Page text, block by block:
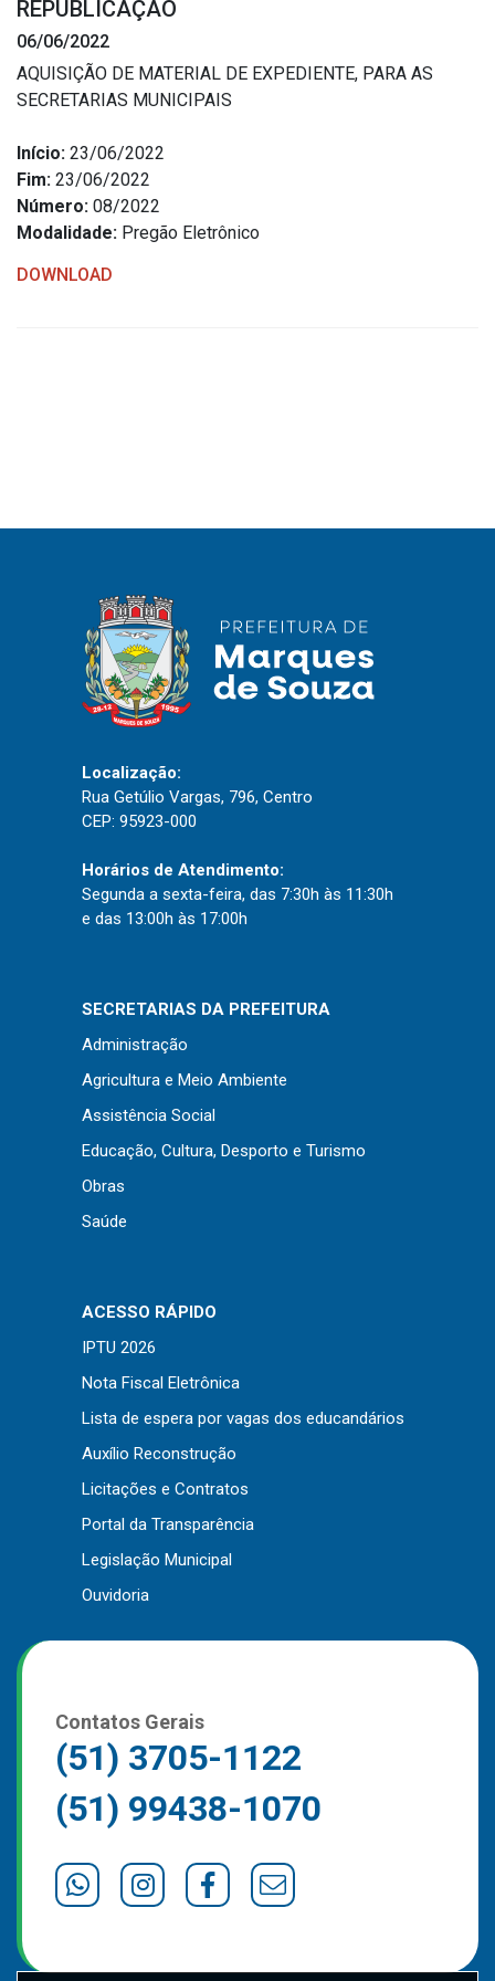
Estrutura Organizacional
Secretarias
Administração
Agricultura e Meio Ambiente
Ouvidoria
Portal do Cidadão
Portal do Servidor
Publicações
Diário Oficial (Novo)
Recursos Humanos
Processo Seletivo
Outros
Downloads
Notícias
REPUBLICAÇÃO
06/06/2022
AQUISIÇÃO DE MATERIAL DE EXPEDIENTE, PARA AS
SECRETARIAS MUNICIPAIS
Início: 23/06/2022
Fim: 23/06/2022
Número: 08/2022
Modalidade: Pregão Eletrônico
DOWNLOAD
Localização:
Rua Getúlio Vargas, 796, Centro
CEP: 95923-000
Horários de Atendimento:
Segunda a sexta-feira, das 7:30h às 11:30h
e das 13:00h às 17:00h
SECRETARIAS DA PREFEITURA
Administração
Agricultura e Meio Ambiente
Assistência Social
Educação, Cultura, Desporto e Turismo
Obras
Saúde
ACESSO RÁPIDO
IPTU 2026
Nota Fiscal Eletrônica
Lista de espera por vagas dos educandários
Auxílio Reconstrução
Licitações e Contratos
Portal da Transparência
Legislação Municipal
Ouvidoria
Contatos Gerais
(51) 3705-1122
(51) 99438-1070